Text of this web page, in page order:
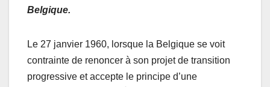
Belgique.
Le 27 janvier 1960, lorsque la Belgique se voit
contrainte de renoncer à son projet de transition
progressive et accepte le principe d’une